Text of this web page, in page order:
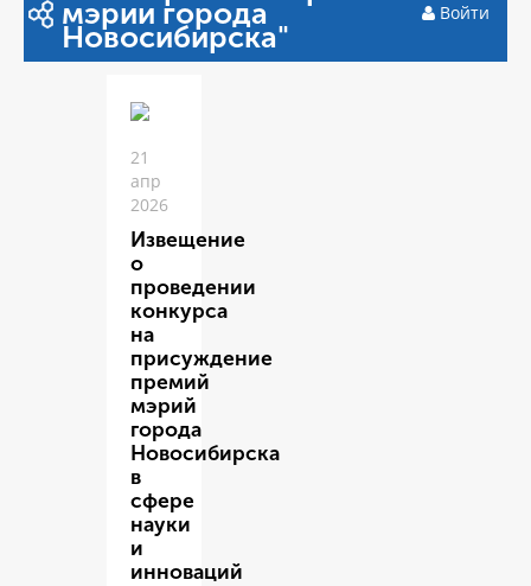
мэрии города
Новосибирска"
Войти
21
апр
2026
Извещение
о
проведении
конкурса
на
присуждение
премий
мэрий
города
Новосибирска
в
сфере
науки
и
инноваций